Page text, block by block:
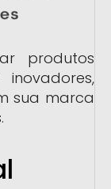
produtos
sua marca